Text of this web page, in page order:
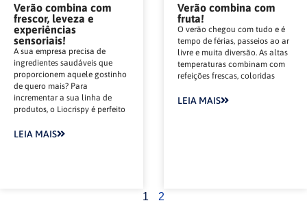
Verão combina com
frescor, leveza e
experiências
sensoriais!
A sua empresa precisa de
ingredientes saudáveis que
proporcionem aquele gostinho
de quero mais? Para
incrementar a sua linha de
produtos, o Liocrispy é perfeito
LEIA MAIS
Verão combina com
fruta!
O verão chegou com tudo e é
tempo de férias, passeios ao ar
livre e muita diversão. As altas
temperaturas combinam com
refeições frescas, coloridas
LEIA MAIS
1 2